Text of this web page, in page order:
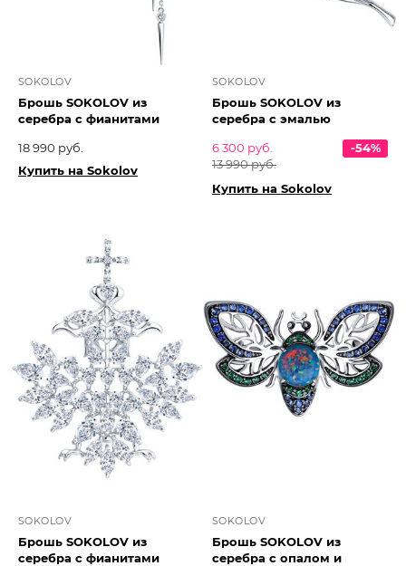
SOKOLOV
Брошь SOKOLOV из
серебра с фианитами
18 990 руб.
Купить на Sokolov
SOKOLOV
Брошь SOKOLOV из
серебра с эмалью
6 300 руб.
13 990 руб.
-54%
Купить на Sokolov
SOKOLOV
Брошь SOKOLOV из
серебра с фианитами
SOKOLOV
Брошь SOKOLOV из
серебра с опалом и